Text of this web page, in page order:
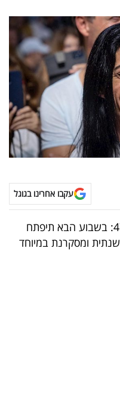
עקבו אחרינו בגוגל
עינב צנגאוקר בהישג ענק בגיל 47: בשבוע הבא תיפתח
ומסקרנת במיוחד